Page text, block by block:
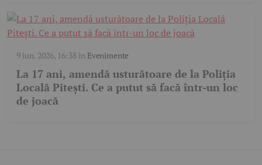
9 iun. 2026, 16:38în Evenimente
La 17 ani, amendă usturătoare de la Poliția
Locală Pitești. Ce a putut să facă într-un loc
de joacă